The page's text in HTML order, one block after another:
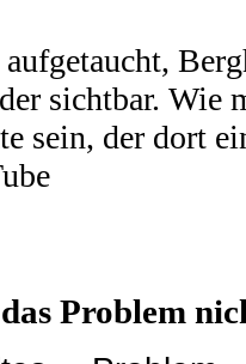
sichtbar. Wie
sein, der dort
Problem